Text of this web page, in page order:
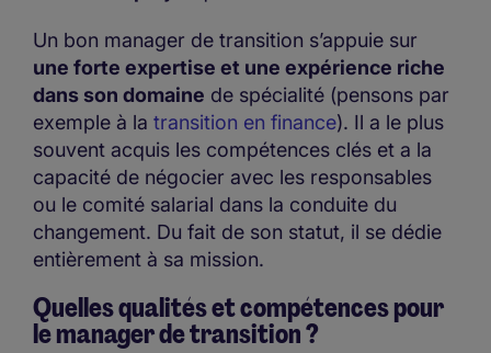
Un bon manager de transition s’appuie sur
une forte expertise et une expérience riche
dans son domaine de spécialité (pensons par
exemple à la transition en finance). Il a le plus
souvent acquis les compétences clés et a la
capacité de négocier avec les responsables
ou le comité salarial dans la conduite du
changement. Du fait de son statut, il se dédie
entièrement à sa mission.
Quelles qualités et compétences pour
le manager de transition ?